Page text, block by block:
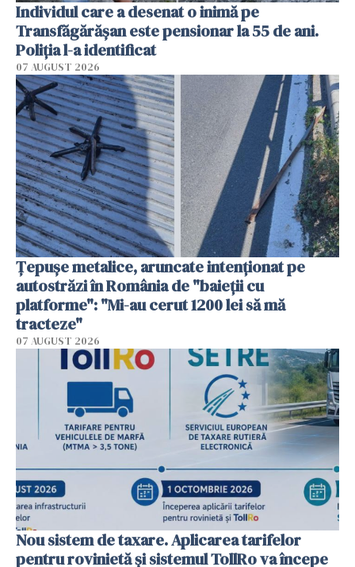
Individul care a desenat o inimă pe
Transfăgărășan este pensionar la 55 de ani.
Poliția l-a identificat
07 AUGUST 2026
Țepușe metalice, aruncate intenționat pe
autostrăzi în România de "baieții cu
platforme": "Mi-au cerut 1200 lei să mă
tracteze"
07 AUGUST 2026
Nou sistem de taxare. Aplicarea tarifelor
pentru rovinietă şi sistemul TollRo va începe